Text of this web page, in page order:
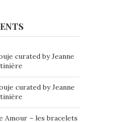
curated by Jeanne
curated by Jeanne
Amour – les bracelets